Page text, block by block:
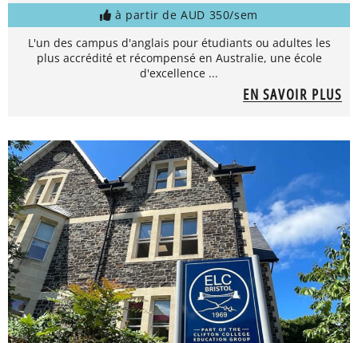
à partir de AUD 350/sem
L'un des campus d'anglais pour étudiants ou adultes les
plus accrédité et récompensé en Australie, une école
d'excellence ...
EN SAVOIR PLUS